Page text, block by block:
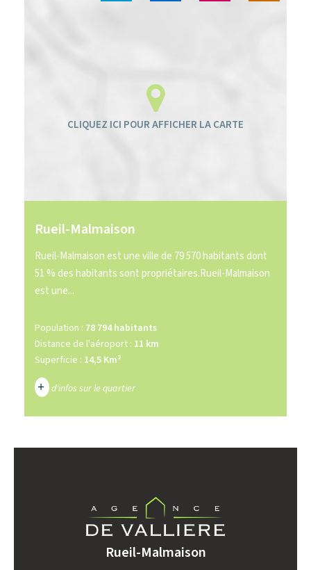
Rueil-Malmaison
Rueil-Malmaison est une ville de 79 570 habitants dont
51 % des habitants sont propriétaires.Rueil-Malmaison
est une...
Population : 78 794 habitants
Distance de l'aéroport : 11 km
Superficie : 14,5 Km²
+ d'infos sur le quartier
TAUX DE PROPRIÉTAIRES TAUX D'HABITATION
TAXE FONCIÈRE
PART DES MÉNAGES SANS
VOITURE
Rueil-Malmaison